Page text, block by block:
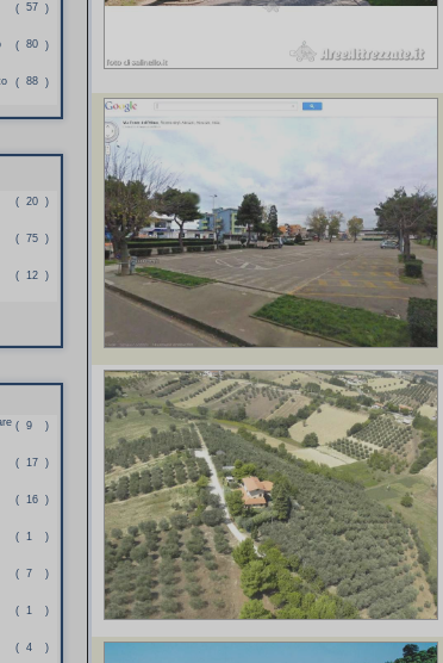
( 57 )
( 80 )
( 88 )
( 20 )
( 75 )
( 12 )
( 9 )
( 17 )
( 16 )
( 1 )
( 7 )
( 1 )
( 4 )